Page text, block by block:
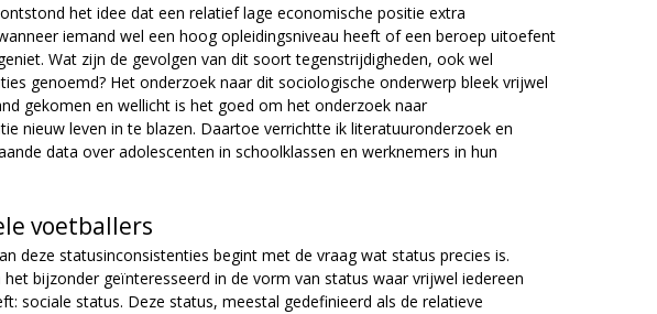
het idee dat een relatief lage economische positie extra
iemand wel een hoog opleidingsniveau heeft of een beroep uitoefent
Wat zijn de gevolgen van dit soort tegenstrijdigheden, ook wel
genoemd? Het onderzoek naar dit sociologische onderwerp bleek vrijwel
gekomen en wellicht is het goed om het onderzoek naar
nieuw leven in te blazen. Daartoe verrichtte ik literatuuronderzoek en
data over adolescenten in schoolklassen en werknemers in hun
voetballers
deze statusinconsistenties begint met de vraag wat status precies is.
het bijzonder geïnteresseerd in de vorm van status waar vrijwel iedereen
sociale status. Deze status, meestal gedefinieerd als de relatieve